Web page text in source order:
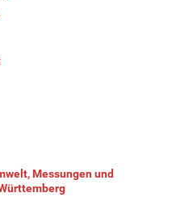
Messungen und